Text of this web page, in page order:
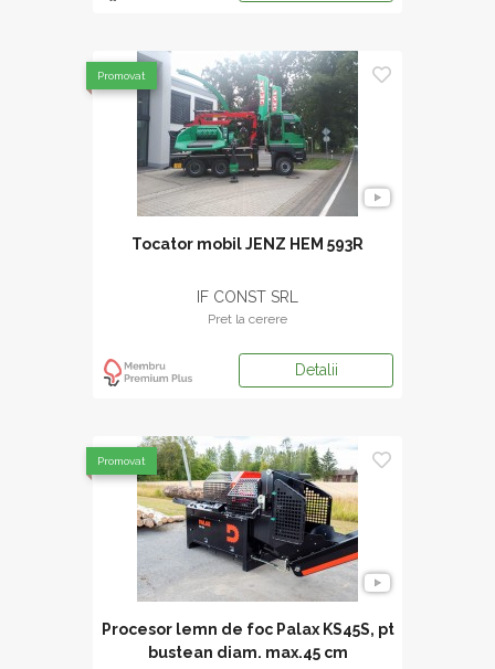
Tocator mobil JENZ HEM 593R
IF CONST SRL
Pret la cerere
Detalii
Promovat
Procesor lemn de foc Palax KS45S, pt
bustean diam. max.45 cm
Promovat